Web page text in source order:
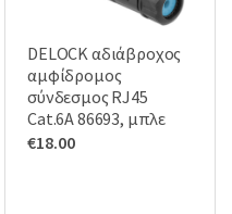
DELOCK αδιάβροχος
αμφίδρομος
σύνδεσμος RJ45
Cat.6A 86693, μπλε
€18.00